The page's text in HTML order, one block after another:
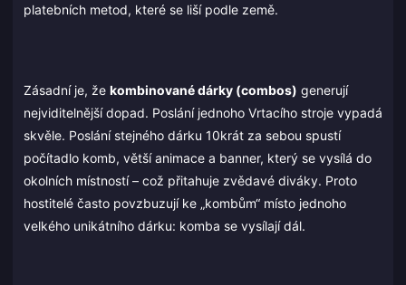
platebních metod, které se liší podle země.
Zásadní je, že kombinované dárky (combos) generují
nejviditelnější dopad. Poslání jednoho Vrtacího stroje vypadá
skvěle. Poslání stejného dárku 10krát za sebou spustí
počítadlo komb, větší animace a banner, který se vysílá do
okolních místností – což přitahuje zvědavé diváky. Proto
hostitelé často povzbuzují ke „kombům“ místo jednoho
velkého unikátního dárku: komba se vysílají dál.